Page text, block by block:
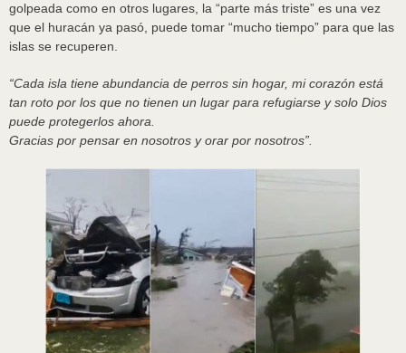
golpeada como en otros lugares, la “parte más triste” es una vez
que el huracán ya pasó, puede tomar “mucho tiempo” para que las
islas se recuperen.
“Cada isla tiene abundancia de perros sin hogar, mi corazón está
tan roto por los que no tienen un lugar para refugiarse y solo Dios
puede protegerlos ahora.
Gracias por pensar en nosotros y orar por nosotros”.